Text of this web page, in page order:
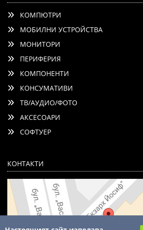
КОМПЮТРИ
МОБИЛНИ УСТРОЙСТВА
МОНИТОРИ
ПЕРИФЕРИЯ
КОМПОНЕНТИ
КОНСУМАТИВИ
ТВ/АУДИО/ФОТО
АКСЕСОАРИ
СОФТУЕР
КОНТАКТИ